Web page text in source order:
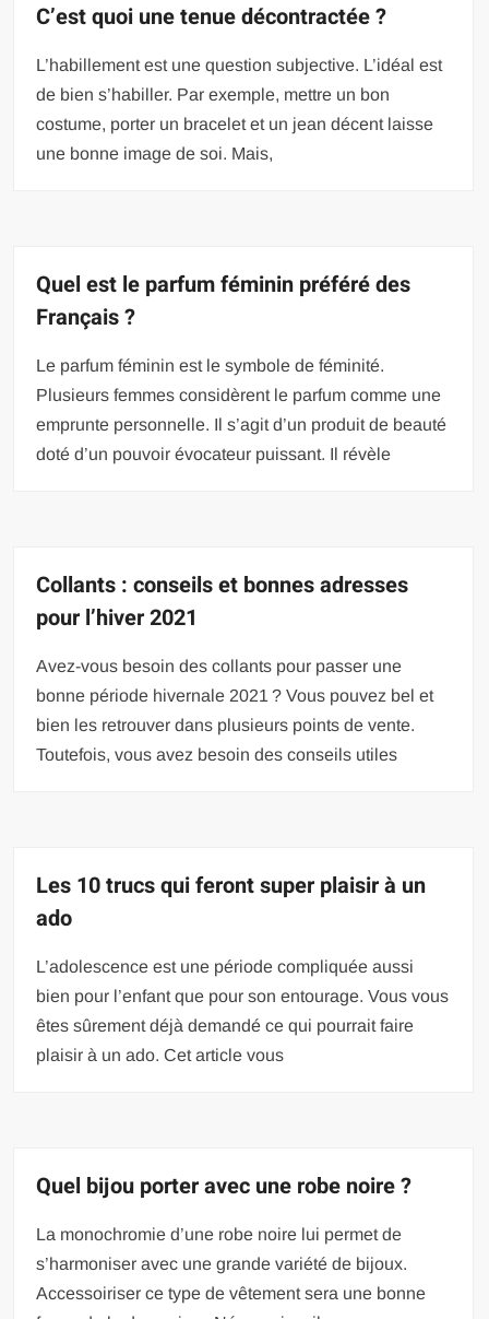
C’est quoi une tenue décontractée ?
L’habillement est une question subjective. L’idéal est
de bien s’habiller. Par exemple, mettre un bon
costume, porter un bracelet et un jean décent laisse
une bonne image de soi. Mais,
Quel est le parfum féminin préféré des
Français ?
Le parfum féminin est le symbole de féminité.
Plusieurs femmes considèrent le parfum comme une
emprunte personnelle. Il s’agit d’un produit de beauté
doté d’un pouvoir évocateur puissant. Il révèle
Collants : conseils et bonnes adresses
pour l’hiver 2021
Avez-vous besoin des collants pour passer une
bonne période hivernale 2021 ? Vous pouvez bel et
bien les retrouver dans plusieurs points de vente.
Toutefois, vous avez besoin des conseils utiles
Les 10 trucs qui feront super plaisir à un
ado
L’adolescence est une période compliquée aussi
bien pour l’enfant que pour son entourage. Vous vous
êtes sûrement déjà demandé ce qui pourrait faire
plaisir à un ado. Cet article vous
Quel bijou porter avec une robe noire ?
La monochromie d’une robe noire lui permet de
s’harmoniser avec une grande variété de bijoux.
Accessoiriser ce type de vêtement sera une bonne